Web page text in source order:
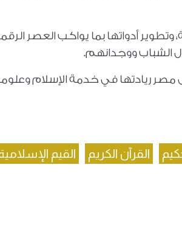
أدواتها بما يواكب العصر
الشباب ووجدانهم.
مصر ريادتها في خدمة الإسلام
القرآن الكريم القيم